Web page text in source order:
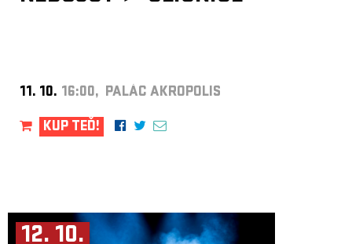
11. 10. 16:00, PALÁC AKROPOLIS
KUP TEĎ!
12. 10.